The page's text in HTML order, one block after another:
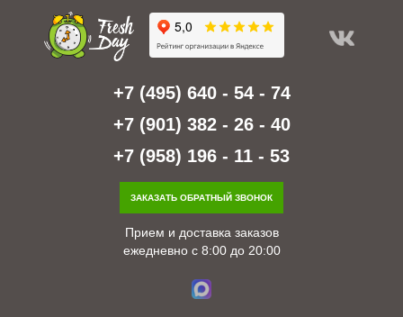
+7 (495) 640 - 54 - 74
+7 (901) 382 - 26 - 40
+7 (958) 196 - 11 - 53
ЗАКАЗАТЬ ОБРАТНЫЙ ЗВОНОК
Прием и доставка заказов
ежедневно с 8:00 до 20:00